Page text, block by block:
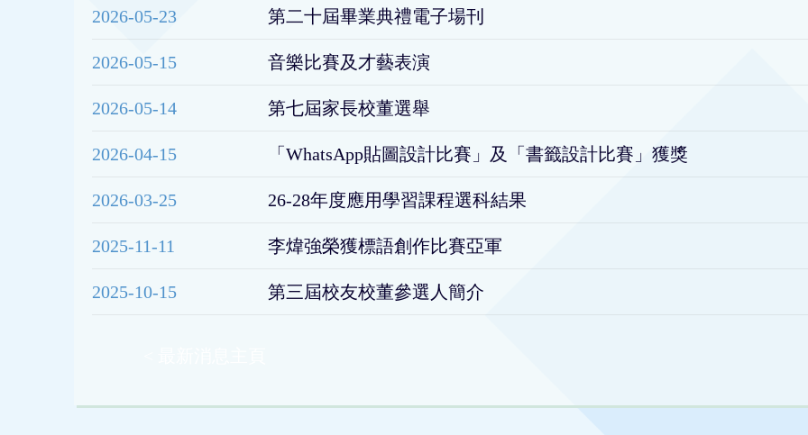
2026-05-23 第二十屆畢業典禮電子場刊
2026-05-15 音樂比賽及才藝表演
2026-05-14 第七屆家長校董選舉
2026-04-15 「WhatsApp貼圖設計比賽」及「書籤設計比賽」獲獎
2026-03-25 26-28年度應用學習課程選科結果
2025-11-11 李煒強榮獲標語創作比賽亞軍
2025-10-15 第三屆校友校董參選人簡介